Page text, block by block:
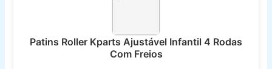
Patins Roller Kparts Ajustável Infantil 4 Rodas
Com Freios